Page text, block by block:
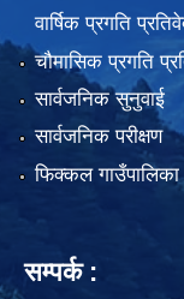
वार्षिक प्रगति
चौमासिक प्रगति
सार्वजनिक सुनुवाई
सार्वजनिक परीक्षण
फिक्कल
सम्पर्क :